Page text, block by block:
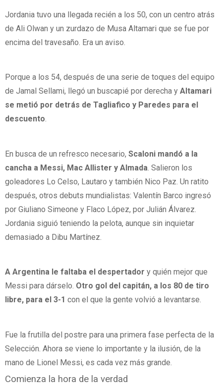
Jordania tuvo una llegada recién a los 50, con un centro atrás
de Ali Olwan y un zurdazo de Musa Altamari que se fue por
encima del travesaño. Era un aviso.
Porque a los 54, después de una serie de toques del equipo
de Jamal Sellami, llegó un buscapié por derecha y Altamari
se metió por detrás de Tagliafico y Paredes para el
descuento.
En busca de un refresco necesario, Scaloni mandó a la
cancha a Messi, Mac Allister y Almada. Salieron los
goleadores Lo Celso, Lautaro y también Nico Paz. Un ratito
después, otros debuts mundialistas: Valentín Barco ingresó
por Giuliano Simeone y Flaco López, por Julián Álvarez.
Jordania siguió teniendo la pelota, aunque sin inquietar
demasiado a Dibu Martínez.
A Argentina le faltaba el despertador y quién mejor que
Messi para dárselo. Otro gol del capitán, a los 80 de tiro
libre, para el 3-1 con el que la gente volvió a levantarse.
Fue la frutilla del postre para una primera fase perfecta de la
Selección. Ahora se viene lo importante y la ilusión, de la
mano de Lionel Messi, es cada vez más grande.
Comienza la hora de la verdad